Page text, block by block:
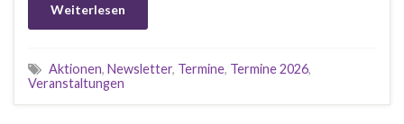
Weiterlesen
Aktionen, Newsletter, Termine, Termine 2026,
Veranstaltungen